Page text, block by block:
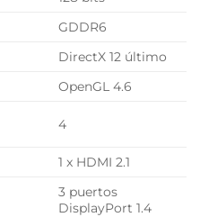
GDDR6
DirectX 12 último
OpenGL 4.6
4
1 x HDMI 2.1
3 puertos
DisplayPort 1.4